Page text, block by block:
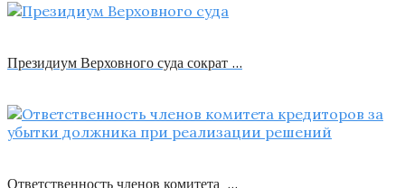
Президиум Верховного суда сократ …
Ответственность членов комитета …